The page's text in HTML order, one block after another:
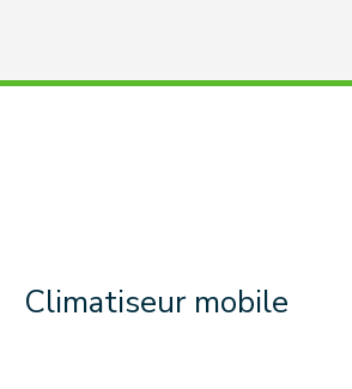
Climatiseur mobile